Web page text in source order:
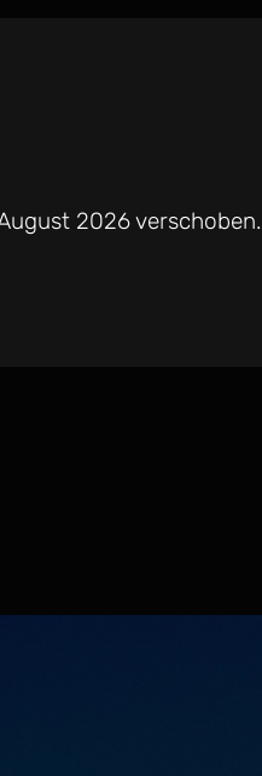
2026 verschoben.